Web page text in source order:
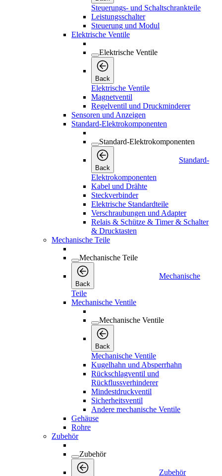
Steuerungs- und Schaltschrankteile
Leistungsschalter
Steuerung und Modul
Elektrische Ventile
Elektrische Ventile
Back
Elektrische Ventile
Magnetventil
Regelventil und Druckminderer
Sensoren und Anzeigen
Standard-Elektrokomponenten
Standard-Elektrokomponenten
Back
Standard-
Elektrokomponenten
Kabel und Drähte
Steckverbinder
Elektrische Standardteile
Verschraubungen und Adapter
Relais & Schütze & Timer & Schalter
& Drucktasten
Mechanische Teile
Mechanische Teile
Back
Mechanische
Teile
Mechanische Ventile
Mechanische Ventile
Back
Mechanische Ventile
Kugelhahn und Absperrhahn
Rückschlagventil und
Rückflussverhinderer
Mindestdruckventil
Sicherheitsventil
Andere mechanische Ventile
Gehäuse
Rohre
Zubehör
Zubehör
Zubehör